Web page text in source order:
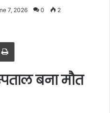
7, 2026 0 2
बना मौत